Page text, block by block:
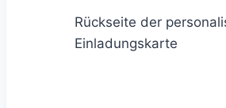
Rückseite der
Einladungskarte